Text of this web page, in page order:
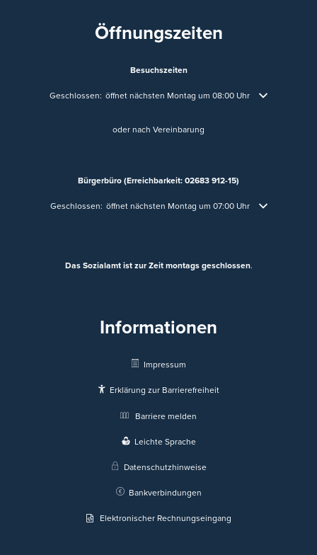
Öffnungszeiten
Besuchszeiten
Klicken, um weitere Öffnungs- oder Schließzeiten auszublenden
Geschlossen: öffnet nächsten Montag um 08:00 Uhr
oder nach Vereinbarung
Bürgerbüro (Erreichbarkeit: 02683 912-15)
Klicken, um weitere Öffnungs- oder Schließzeiten auszublenden
Geschlossen: öffnet nächsten Montag um 07:00 Uhr
Das Sozialamt ist zur Zeit montags geschlossen.
Informationen
Impressum
Erklärung zur Barrierefreiheit
Barriere melden
Leichte Sprache
Datenschutzhinweise
Bankverbindungen
Elektronischer Rechnungseingang